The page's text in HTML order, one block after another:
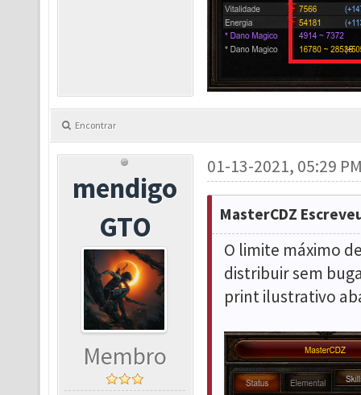
Encontrar
mendigo
GTO
Membro
01-13-2021, 05:29
MasterCDZ
O limite máximo
distribuir sem
print ilustrativo